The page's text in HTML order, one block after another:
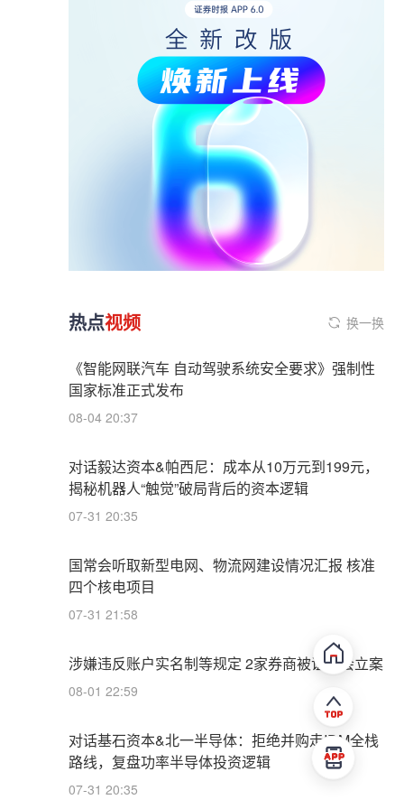
热点视频 换一换
《智能网联汽车 自动驾驶系统安全要求》强制性
国家标准正式发布
08-04 20:37
对话毅达资本&帕西尼：成本从10万元到199元，
揭秘机器人“触觉”破局背后的资本逻辑
07-31 20:35
国常会听取新型电网、物流网建设情况汇报 核准
四个核电项目
07-31 21:58
涉嫌违反账户实名制等规定 2家券商被证监会立案
08-01 22:59
对话基石资本&北一半导体：拒绝并购走IDM全栈
路线，复盘功率半导体投资逻辑
07-31 20:35